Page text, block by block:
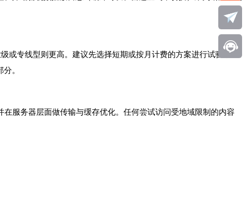
专线型则更高。建议先选择短期或按月计费的方案进行试验，验
。
服务器层面做传输与缓存优化。任何尝试访问受地域限制的内容